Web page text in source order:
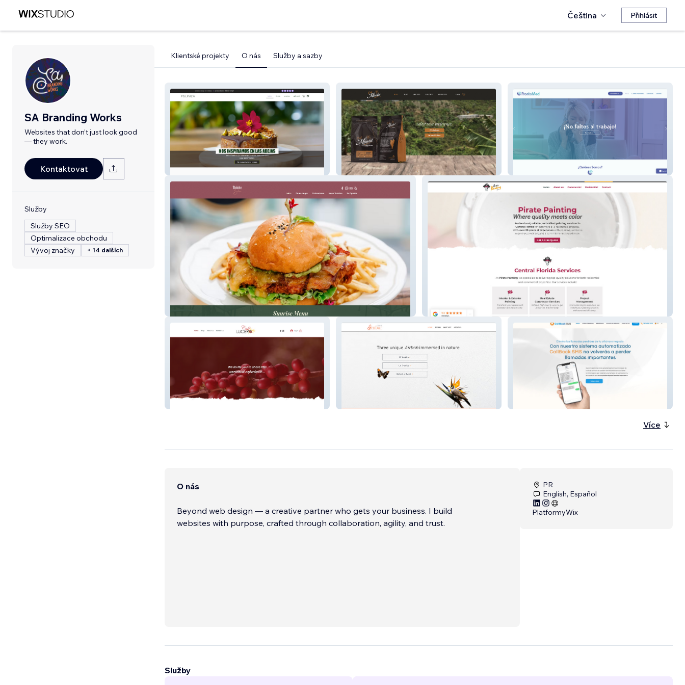
Čeština Přihlásit
SA Branding Works
Websites that don’t just look good
— they work.
Kontaktovat
Služby
Služby SEO
Optimalizace obchodu
Vývoj značky
+ 14 dalších
Klientské projekty O nás Služby a sazby
Poliniza Café Mireia
Café Lucero Callback SMS - Televoz
Více
O nás
Beyond web design — a creative partner who gets your business. I build
websites with purpose, crafted through collaboration, agility, and trust.
PR
English, Español
PlatformyWix
Služby